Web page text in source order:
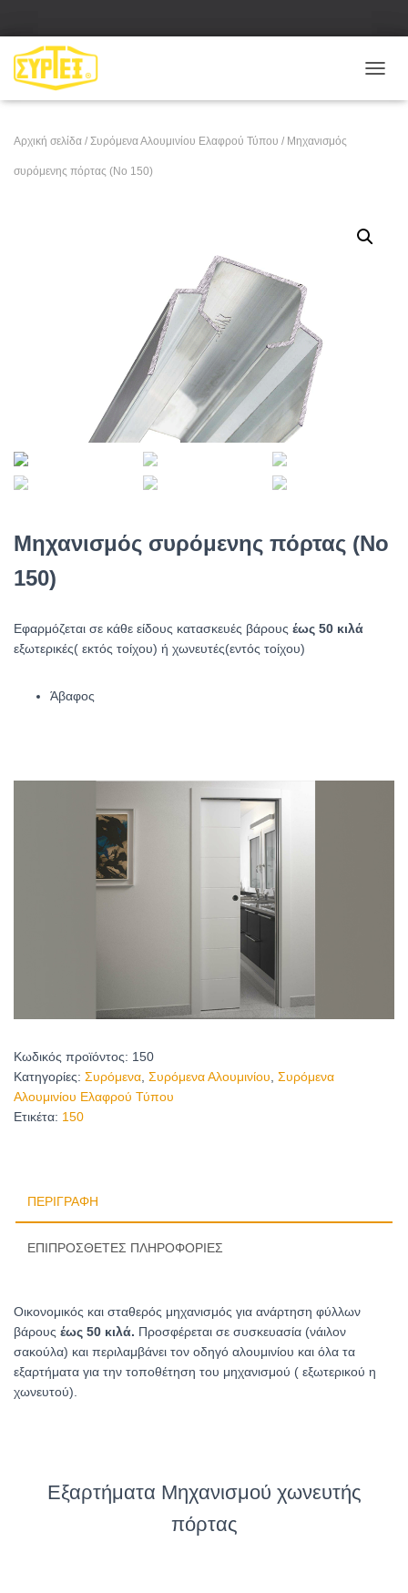
Ν
Αρχική σελίδα / Συρόμενα Αλουμινίου Ελαφρού Τύπου / Μηχανισμός
συρόμενης πόρτας (No 150)
Μηχανισμός συρόμενης πόρτας (No
150)
Εφαρμόζεται σε κάθε είδους κατασκευές βάρους έως 50 κιλά
εξωτερικές( εκτός τοίχου) ή χωνευτές(εντός τοίχου)
Άβαφος
Κωδικός προϊόντος: 150
Κατηγορίες: Συρόμενα, Συρόμενα Αλουμινίου, Συρόμενα
Αλουμινίου Ελαφρού Τύπου
Ετικέτα: 150
ΠΕΡΙΓΡΑΦΉ
ΕΠΙΠΡΌΣΘΕΤΕΣ ΠΛΗΡΟΦΟΡΊΕΣ
Οικονομικός και σταθερός μηχανισμός για ανάρτηση φύλλων
βάρους έως 50 κιλά. Προσφέρεται σε συσκευασία (νάιλον
σακούλα) και περιλαμβάνει τον οδηγό αλουμινίου και όλα τα
εξαρτήματα για την τοποθέτηση του μηχανισμού ( εξωτερικού η
χωνευτού).
Εξαρτήματα Μηχανισμού χωνευτής
πόρτας